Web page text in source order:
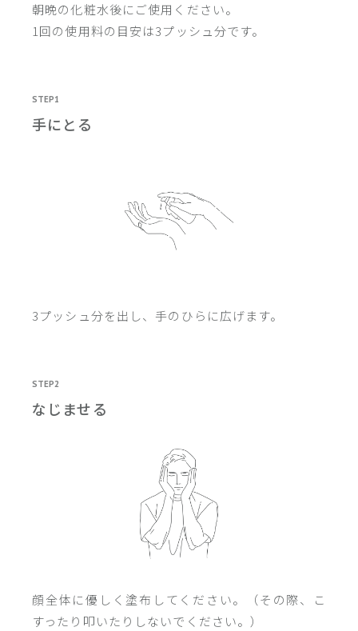
朝晩の化粧水後にご使用ください。
1回の使用料の目安は3プッシュ分です。
STEP1
手にとる
3プッシュ分を出し、手のひらに広げます。
STEP2
なじませる
顔全体に優しく塗布してください。（その際、こ
すったり叩いたりしないでください。）